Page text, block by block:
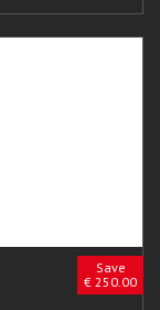
Save
€ 250.00